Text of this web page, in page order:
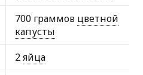
700 граммов цветной
капусты
2яйца